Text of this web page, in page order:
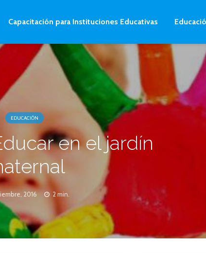
Capacitación para Instituciones Educativas
EDUCACIÓN
en el jardín
2016 2 min.